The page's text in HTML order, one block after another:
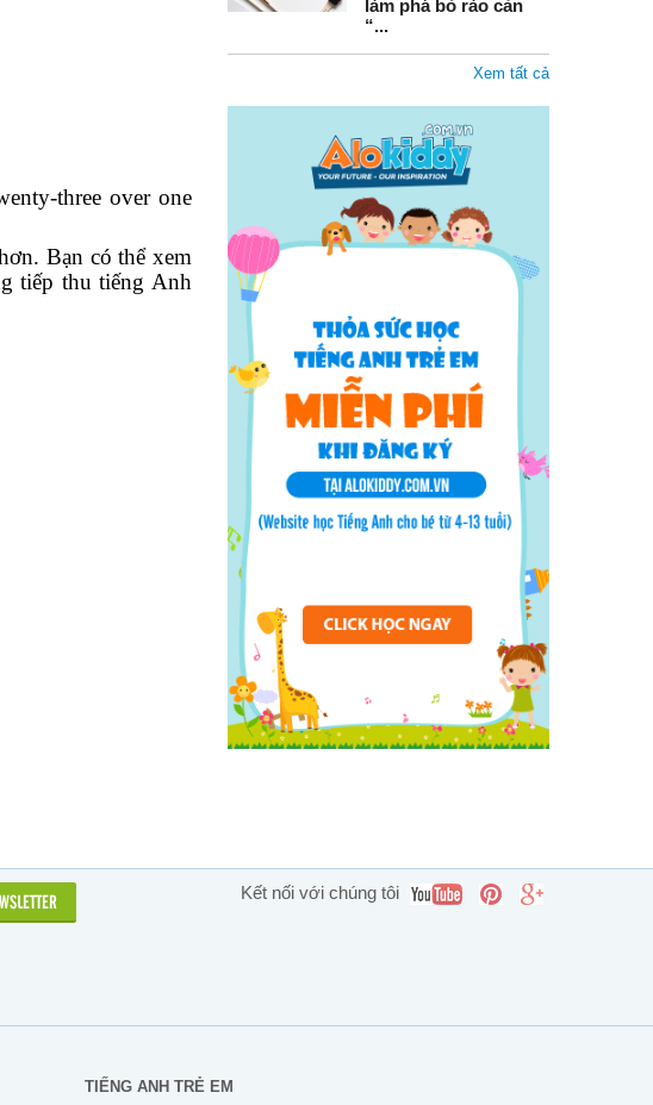
làm phá bỏ rào cản
“...
Xem tất cả
three over one
Bạn có thể xem
tiếp thu tiếng Anh
Kết nối với chúng tôi
TIẾNG ANH TRẺ EM